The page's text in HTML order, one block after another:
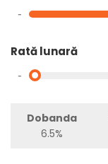
-
Rată lunară
-
Dobanda
6.5%